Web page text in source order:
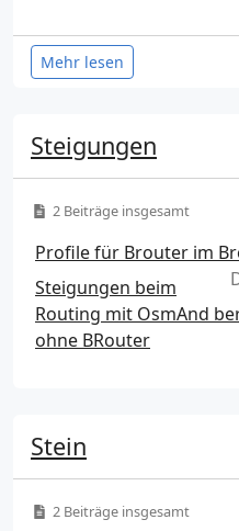
Mehr lesen
Steigungen
2 Beiträge insgesamt
Profile für Brouter im
Steigungen beim
Routing mit OsmAnd
ohne BRouter
Stein
2 Beiträge insgesamt